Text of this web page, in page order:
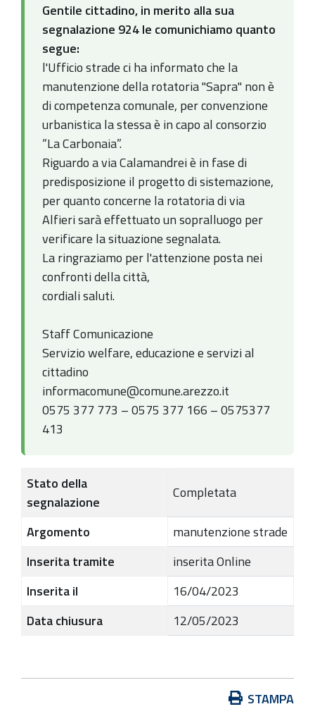
Gentile cittadino, in merito alla sua
segnalazione 924 le comunichiamo quanto
segue:
l'Ufficio strade ci ha informato che la
manutenzione della rotatoria "Sapra" non è
di competenza comunale, per convenzione
urbanistica la stessa è in capo al consorzio
“La Carbonaia”.
Riguardo a via Calamandrei è in fase di
predisposizione il progetto di sistemazione,
per quanto concerne la rotatoria di via
Alfieri sarà effettuato un sopralluogo per
verificare la situazione segnalata.
La ringraziamo per l'attenzione posta nei
confronti della città,
cordiali saluti.
Staff Comunicazione
Servizio welfare, educazione e servizi al
cittadino
informacomune@comune.arezzo.it
0575 377 773 – 0575 377 166 – 0575377
413
Stato della
segnalazione
Completata
Argomento
manutenzione strade
Inserita tramite
inserita Online
Inserita il
16/04/2023
Data chiusura
12/05/2023
STAMPA